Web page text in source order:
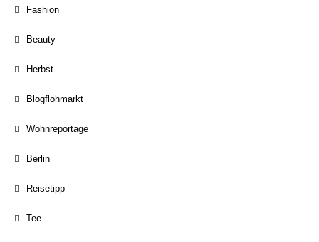
Fashion
Beauty
Herbst
Blogflohmarkt
Wohnreportage
Berlin
Reisetipp
Tee